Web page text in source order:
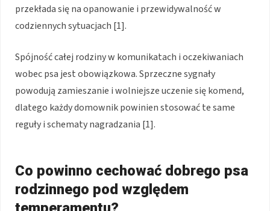
przekłada się na opanowanie i przewidywalność w
codziennych sytuacjach [1].
Spójność całej rodziny w komunikatach i oczekiwaniach
wobec psa jest obowiązkowa. Sprzeczne sygnały
powodują zamieszanie i wolniejsze uczenie się komend,
dlatego każdy domownik powinien stosować te same
reguły i schematy nagradzania [1].
Co powinno cechować dobrego psa
rodzinnego pod względem